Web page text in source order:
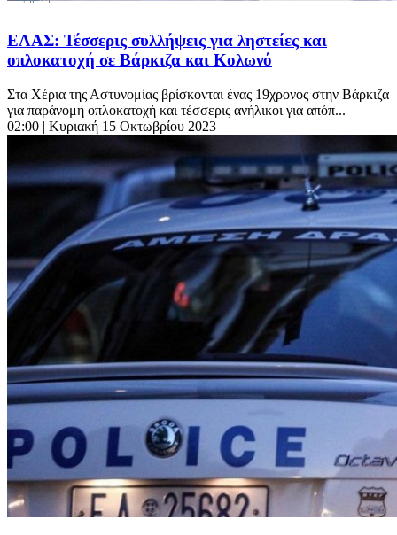
EΛΑΣ: Τέσσερις συλλήψεις για ληστείες και
οπλοκατοχή σε Βάρκιζα και Κολωνό
Στα Χέρια της Αστυνομίας βρίσκονται ένας 19χρονος στην Βάρκιζα
για παράνομη οπλοκατοχή και τέσσερις ανήλικοι για απόπ...
02:00 | Κυριακή 15 Οκτωβρίου 2023